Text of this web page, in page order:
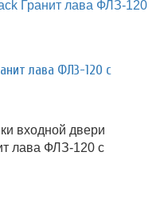
лава ФЛЗ-120 с
входной двери
лава ФЛЗ-120 с